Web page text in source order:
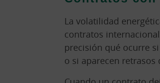
La volatilidad
contratos
precisión qué ocurre
o si aparecen